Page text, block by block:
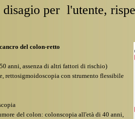
disagio per l'utente,
del colon-retto
anni, assenza di altri fattori di rischio)
rettosigmoidoscopia con strumento flessibile
del colon: colonscopia all'età di 40 anni,